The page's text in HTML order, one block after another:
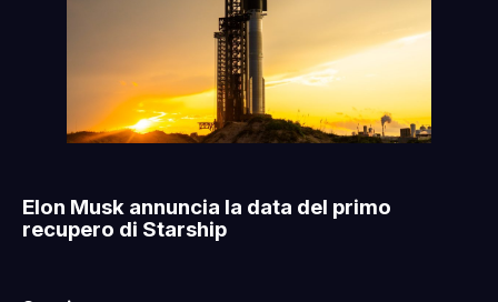
Elon Musk annuncia la data del primo
recupero di Starship